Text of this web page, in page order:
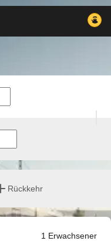
Rückkehr
1 Erwachsener